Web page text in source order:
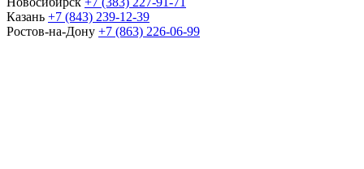
Казань +7 (843) 239-12-39
Ростов-на-Дону +7 (863) 226-06-99